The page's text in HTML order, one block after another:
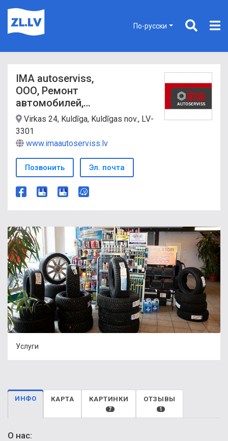
По-русски
IMA autoserviss,
ООО, Ремонт
автомобилей,
сервис в Кулдиге
Virkas 24, Kuldīga, Kuldīgas nov., LV-
3301
www.imaautoserviss.lv
Позвонить Эл. почта
Услуги
ИНФО КАРТА КАРТИНКИ
7
ОТЗЫВЫ
1
О нас: